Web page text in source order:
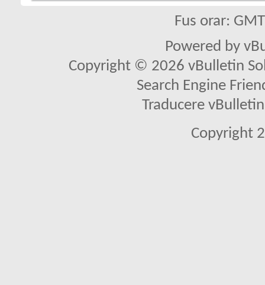
Fus orar:
Powered by
Copyright © 2026 vBulletin
Search Engine
Traducere
Copyright